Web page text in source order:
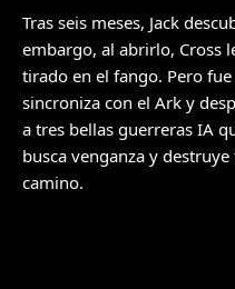
Tras seis meses, Jack
embargo, al abrirlo, Cross
tirado en el fango. Pero fue
sincroniza con el Ark y
a tres bellas guerreras IA
busca venganza y
camino.